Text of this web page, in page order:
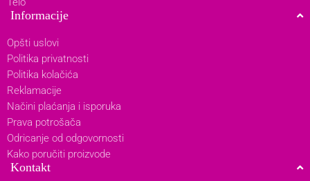
Informacije
Opšti uslovi
Politika privatnosti
Politika kolačića
Reklamacije
Načini plaćanja i isporuka
Prava potrošača
Odricanje od odgovornosti
Kako poručiti proizvode
Kontakt